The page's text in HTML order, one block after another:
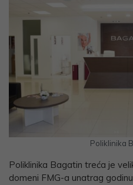
Poliklinika
Poliklinika Bagatin treća je
domeni FMG-a unatrag